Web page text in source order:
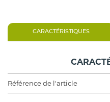
CARACTÉRISTIQUES
Référence de l'article